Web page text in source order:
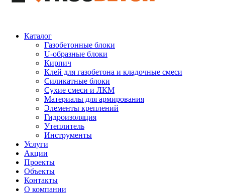
Каталог
Газобетонные блоки
U-образные блоки
Кирпич
Клей для газобетона и кладочные смеси
Силикатные блоки
Сухие смеси и ЛКМ
Материалы для армирования
Элементы креплений
Гидроизоляция
Утеплитель
Инструменты
Услуги
Акции
Проекты
Объекты
Контакты
О компании